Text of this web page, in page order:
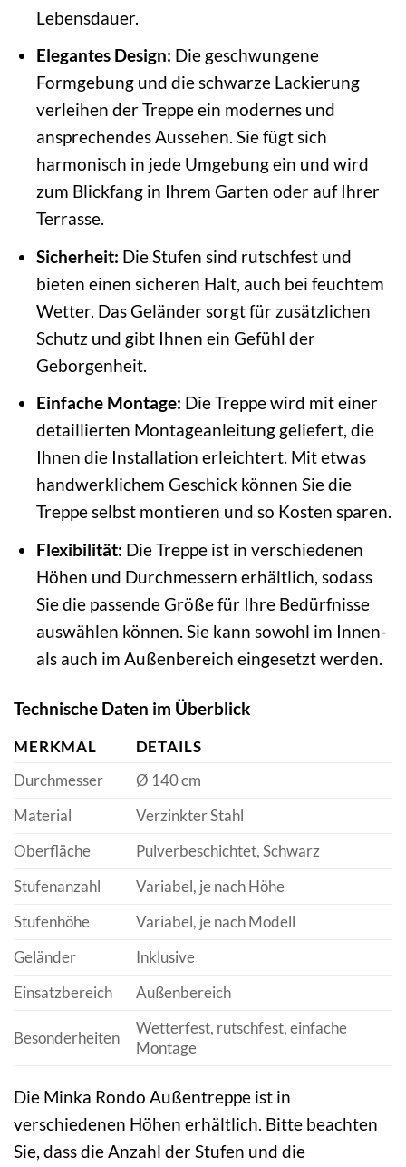
Lebensdauer.
Elegantes Design: Die geschwungene
Formgebung und die schwarze Lackierung
verleihen der Treppe ein modernes und
ansprechendes Aussehen. Sie fügt sich
harmonisch in jede Umgebung ein und wird
zum Blickfang in Ihrem Garten oder auf Ihrer
Terrasse.
Sicherheit: Die Stufen sind rutschfest und
bieten einen sicheren Halt, auch bei feuchtem
Wetter. Das Geländer sorgt für zusätzlichen
Schutz und gibt Ihnen ein Gefühl der
Geborgenheit.
Einfache Montage: Die Treppe wird mit einer
detaillierten Montageanleitung geliefert, die
Ihnen die Installation erleichtert. Mit etwas
handwerklichem Geschick können Sie die
Treppe selbst montieren und so Kosten sparen.
Flexibilität: Die Treppe ist in verschiedenen
Höhen und Durchmessern erhältlich, sodass
Sie die passende Größe für Ihre Bedürfnisse
auswählen können. Sie kann sowohl im Innen-
als auch im Außenbereich eingesetzt werden.
Technische Daten im Überblick
MERKMAL
DETAILS
Durchmesser
Ø 140 cm
Material
Verzinkter Stahl
Oberfläche
Pulverbeschichtet, Schwarz
Stufenanzahl
Variabel, je nach Höhe
Stufenhöhe
Variabel, je nach Modell
Geländer
Inklusive
Einsatzbereich
Außenbereich
Besonderheiten
Wetterfest, rutschfest, einfache
Montage
Die Minka Rondo Außentreppe ist in
verschiedenen Höhen erhältlich. Bitte beachten
Sie, dass die Anzahl der Stufen und die